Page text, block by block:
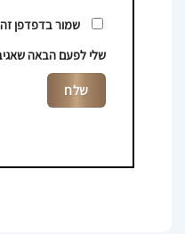
שמור בדפדפן
שלי לפעם הבאה